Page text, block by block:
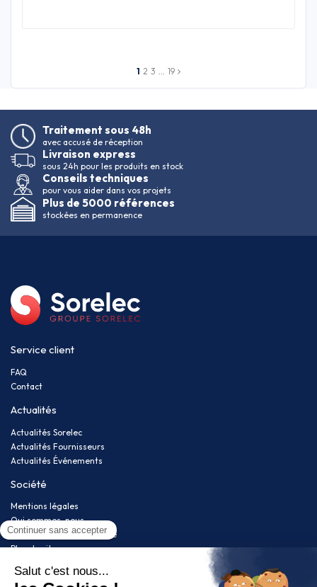
1 2 3 … 19
Traitement sous 48h
avec accusé de réception
Livraison express
sous 24h pour les produits en stock
Conseils techniques
pour vous aider dans vos projets
Plus de 5000 références
stockées en permanence
Service client
FAQ
Contact
Actualités
Actualités Sorelec
Actualités Fournisseurs
Actualités Événements
Société
Mentions légales
Qui sommes-nous
Politique de confidentialité
Plan du site
Newsletter